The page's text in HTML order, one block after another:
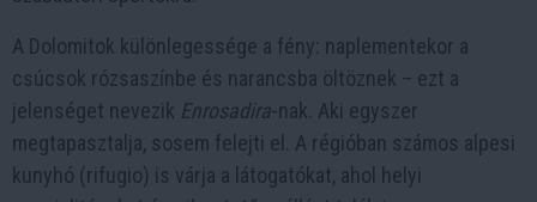
A Dolomitok különlegessége a fény: naplementekor a
csúcsok rózsaszínbe és narancsba öltöznek – ezt a
jelenséget nevezik Enrosadira-nak. Aki egyszer
megtapasztalja, sosem felejti el. A régióban számos alpesi
kunyhó (rifugio) is várja a látogatókat, ahol helyi